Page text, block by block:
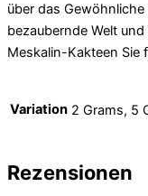
über das
bezaubernde Welt
Meskalin-Kakteen Sie
Variation 2 Grams, 5
Rezensionen